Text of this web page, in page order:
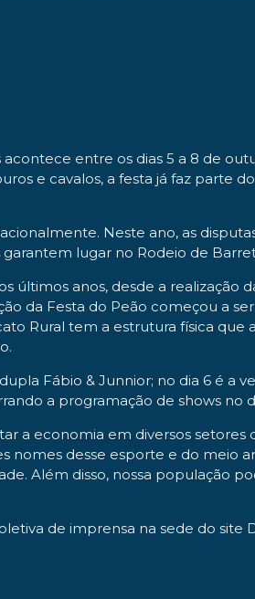
entre os dias 5 a 8 de
e cavalos, a festa já faz
Neste ano, as
lugar no Rodeio de
anos, desde a realização
da Festa do Peão começou a
Rural tem a estrutura física que
Fábio & Junnior; no dia 6 é a
a programação de shows no
a economia em diversos
desse esporte e do meio
Além disso, nossa população
de imprensa na sede do site